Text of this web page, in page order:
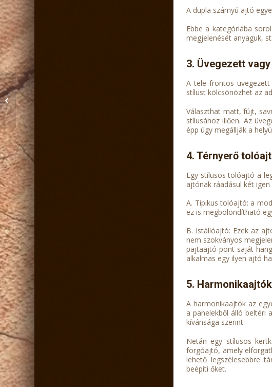
A dupla szárnyú ajtó
Ebbe a kategóriába
megjelenését anyaguk,
3. Üvegezett
A tele frontos üvegezett
stílust kölcsönözhet az
Választhat matt, fújt,
stílusához illően. Az
épp úgy megállják a
4. Térnyerő
Egy stílusos tolóajtó a
ajtónak ráadásul két
A. Tipikus tolóajtó: a
ez is megbolondítható
B. Istállóajtó: Ezek az
nem szokványos
pajtaajtó pont saját
alkalmas egy ilyen ajtó
5.
A harmonikaajtók az
a panelekből álló beltéri
kívánsága szerint.
Netán egy stílusos
forgóajtó, amely
lehető legszélesebbre
beépíti őket.
Hat elképesztő otthoni
irodai ötlet, amivel
növelheti a
munkakedvét